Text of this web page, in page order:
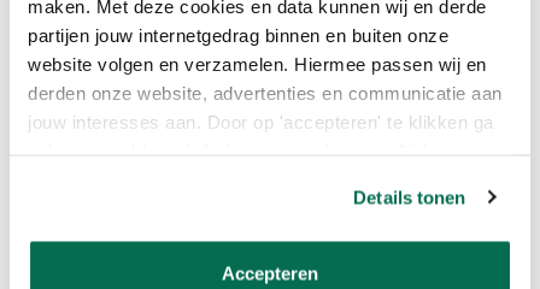
maken. Met deze cookies en data kunnen wij en derde
partijen jouw internetgedrag binnen en buiten onze
website volgen en verzamelen. Hiermee passen wij en
derden onze website, advertenties en communicatie aan
jouw interesses aan. Door op 'accepteren' te klikken ga
Details tonen
Accepteren
witte accenten.
Keuken: Voor de keuken kun je weer een andere tint taupe
kiezen, bijvoorbeeld een grijzere tint. Dit geeft de keuken een
stoere en robuuste uitstraling. Combineer het met houten
accenten en groene planten voor een natuurlijke sfeer. Of kies
TAUPE VERF MAKKELIJK
ONLINE BESTELLEN
Bij ons ben je aan het juiste adres voor de beste kwaliteit taupe